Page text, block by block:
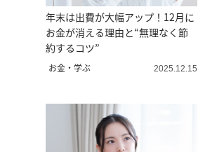
年末は出費が大幅アップ！12月に
お金が消える理由と“無理なく節
約するコツ”
お金・学ぶ 2025.12.15